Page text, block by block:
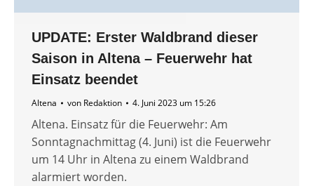
UPDATE: Erster Waldbrand dieser
Saison in Altena – Feuerwehr hat
Einsatz beendet
Altena von Redaktion 4. Juni 2023 um 15:26
Altena. Einsatz für die Feuerwehr: Am
Sonntagnachmittag (4. Juni) ist die Feuerwehr
um 14 Uhr in Altena zu einem Waldbrand
alarmiert worden.